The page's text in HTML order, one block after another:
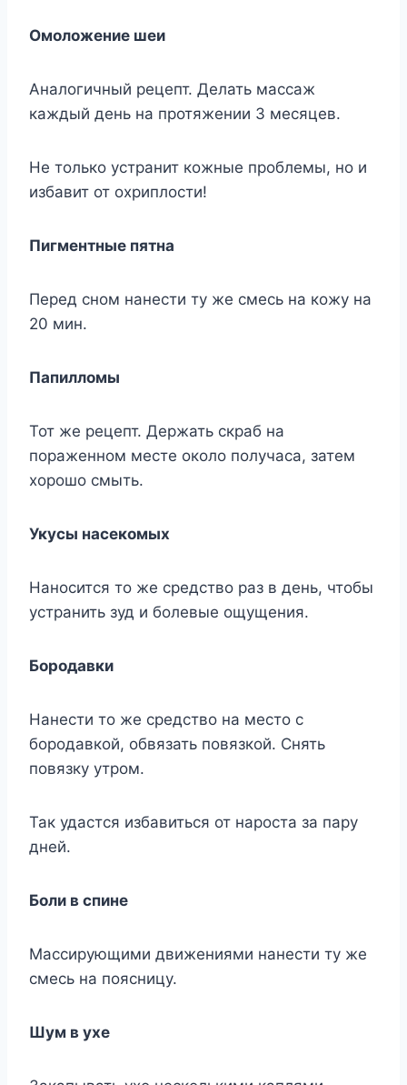
Омоложение шеи
Аналогичный рецепт. Делать массаж
каждый день на протяжении 3 месяцев.
Не только устранит кожные проблемы, но и
избавит от охриплости!
Пигментные пятна
Перед сном нанести ту же смесь на кожу на
20 мин.
Папилломы
Тот же рецепт. Держать скраб на
пораженном месте около получаса, затем
хорошо смыть.
Укусы насекомых
Наносится то же средство раз в день, чтобы
устранить зуд и болевые ощущения.
Бородавки
Нанести то же средство на место с
бородавкой, обвязать повязкой. Снять
повязку утром.
Так удастся избавиться от нароста за пару
дней.
Боли в спине
Массирующими движениями нанести ту же
смесь на поясницу.
Шум в ухе